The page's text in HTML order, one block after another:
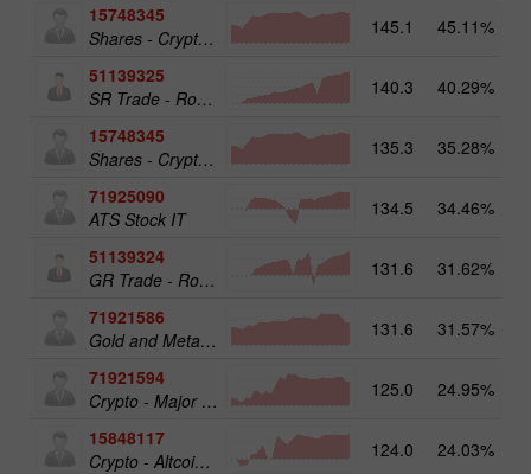
15748345
Shares - Crypto 50
145.1 45.11%
51139325
SR Trade - RoboTRADE24
140.3 40.29%
15748345
Shares - Crypto 50
135.3 35.28%
71925090
ATS Stock IT
134.5 34.46%
51139324
GR Trade - RoboTRADE24
131.6 31.62%
71921586
Gold and Metals 25
131.6 31.57%
71921594
Crypto - Major crypto 25
125.0 24.95%
15848117
Crypto - Altcoins 25
124.0 24.03%